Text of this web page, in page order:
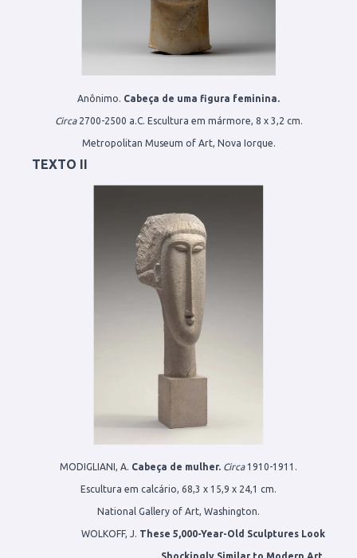
Anônimo. Cabeça de uma figura feminina.
Circa2700-2500 a.C. Escultura em mármore, 8 x 3,2 cm.
Metropolitan Museum of Art, Nova Iorque.
TEXTO II
MODIGLIANI, A. Cabeça de mulher. Circa1910-1911.
Escultura em calcário, 68,3 x 15,9 x 24,1 cm.
National Gallery of Art, Washington.
WOLKOFF, J. These 5,000-Year-Old Sculptures Look
Shockingly Similar to Modern Art.